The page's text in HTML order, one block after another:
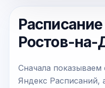
Ростов-
Сначала
Яндекс Расписаний,